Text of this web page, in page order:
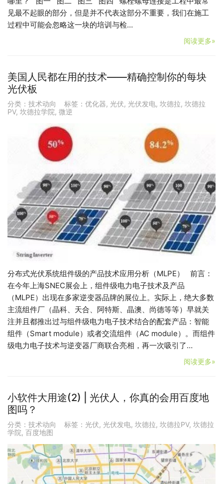
见最不起眼的部分，但是并不代表这部分不重要，我们在施工
过程中可能会忽略这一块的培训与检…
阅读更多»
美国人民都在用的技术——精确控制你的每块
光伏板
分类： 技术动向 标签： 优化器, 光伏, 光伏发电, 坎德拉, 坎德拉
PV, 坎德拉学院, 微逆
分布式光伏系统组件级的产品技术应用分析（MLPE） 前言：
在今年上海SNEC展会上，组件级电力电子技术及产品
（MLPE）出现在多家逆变器品牌的展位上。实际上，绝大多数
主流组件厂（晶科、天合、阿特斯、晶澳、尚德等等）早就关
注并且都推出过与组件级电力电子技术结合的配套产品：智能
组件（Smart module）或者交流组件（AC module）。而组件
级电力电子技术与逆变器厂商联合亮相，再一次吸引了…
阅读更多»
小软件大用途(2) | 光伏人，你真的会用百度地
图吗？
分类： 技术动向 标签： 光伏, 光伏发电, 坎德拉, 坎德拉PV, 坎德拉
学院, 百度地图